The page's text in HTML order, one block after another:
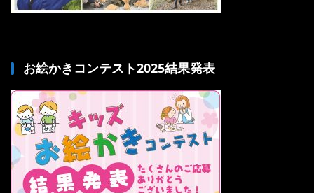
お絵かきコンテスト2025結果発表